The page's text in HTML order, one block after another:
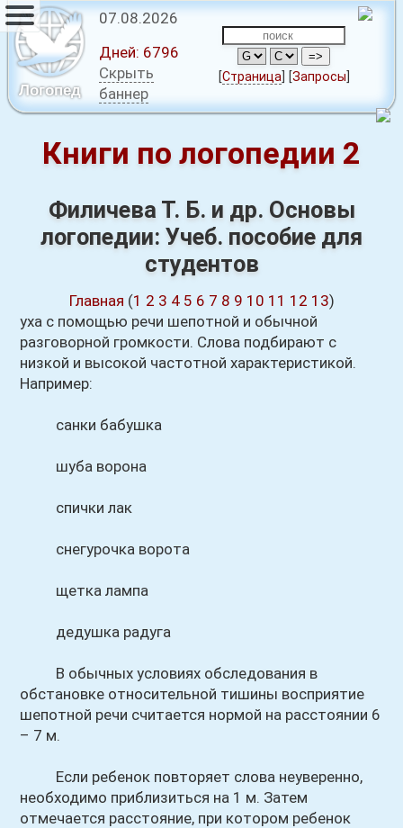
Логопед
07.08.2026
Дней: 6796
Скрыть
баннер
[Страница [Запросы
Книги по логопедии 2
Филичева Т. Б. и др. Основы
логопедии: Учеб. пособие для
студентов
Главная (1 2 3 4 5 6 7 8 9 10 11 12 13)
уха с помощью речи шепотной и обычной
разговорной громкости. Слова подбирают с
низкой и высокой частотной характеристикой.
Например:
санки бабушка
шуба ворона
спички лак
снегурочка ворота
щетка лампа
дедушка радуга
В обычных условиях обследования в
обстановке относительной тишины восприятие
шепотной речи считается нормой на расстоянии 6
– 7 м.
Если ребенок повторяет слова неуверенно,
необходимо приблизиться на 1 м. Затем
отмечается расстояние, при котором ребенок